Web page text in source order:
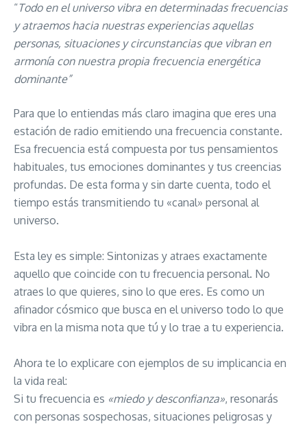
“Todo en el universo vibra en determinadas frecuencias
y atraemos hacia nuestras experiencias aquellas
personas, situaciones y circunstancias que vibran en
armonía con nuestra propia frecuencia energética
dominante”
Para que lo entiendas más claro imagina que eres una
estación de radio emitiendo una frecuencia constante.
Esa frecuencia está compuesta por tus pensamientos
habituales, tus emociones dominantes y tus creencias
profundas. De esta forma y sin darte cuenta, todo el
tiempo estás transmitiendo tu «canal» personal al
universo.
Esta ley es simple: Sintonizas y atraes exactamente
aquello que coincide con tu frecuencia personal. No
atraes lo que quieres, sino lo que eres. Es como un
afinador cósmico que busca en el universo todo lo que
vibra en la misma nota que tú y lo trae a tu experiencia.
Ahora te lo explicare con ejemplos de su implicancia en
la vida real:
Si tu frecuencia es «miedo y desconfianza», resonarás
con personas sospechosas, situaciones peligrosas y